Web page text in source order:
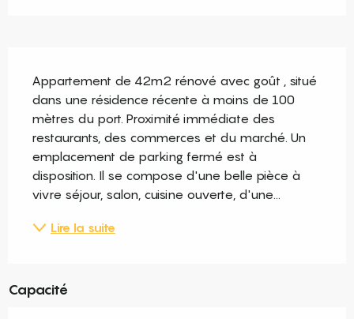
Appartement de 42m2 rénové avec goût , situé
dans une résidence récente à moins de 100
mètres du port. Proximité immédiate des
restaurants, des commerces et du marché. Un
emplacement de parking fermé est à
disposition. Il se compose d'une belle pièce à
vivre séjour, salon, cuisine ouverte, d'une...
Lire la suite
Capacité